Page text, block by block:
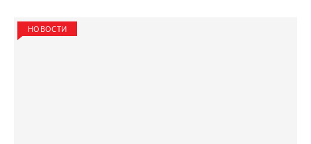
НОВОСТИ